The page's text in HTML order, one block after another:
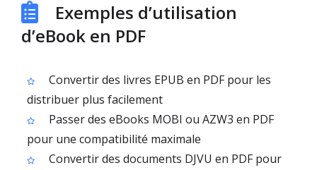
Exemples d’utilisation
d’eBook en PDF
Convertir des livres EPUB en PDF pour les
distribuer plus facilement
Passer des eBooks MOBI ou AZW3 en PDF
pour une compatibilité maximale
Convertir des documents DJVU en PDF pour